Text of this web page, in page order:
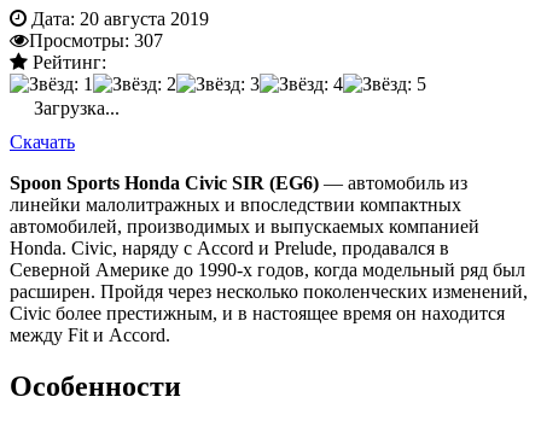
Дата: 20 августа 2019
Просмотры: 307
Рейтинг:
Загрузка...
Скачать
Spoon Sports Honda Civic SIR (EG6) — автомобиль из
линейки малолитражных и впоследствии компактных
автомобилей, производимых и выпускаемых компанией
Honda. Civic, наряду с Accord и Prelude, продавался в
Северной Америке до 1990-х годов, когда модельный ряд был
расширен. Пройдя через несколько поколенческих изменений,
Civic более престижным, и в настоящее время он находится
между Fit и Accord.
Особенности